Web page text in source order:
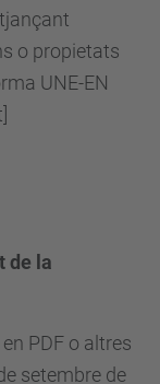
o propietats
UNE-EN
de la
PDF o altres
setembre de